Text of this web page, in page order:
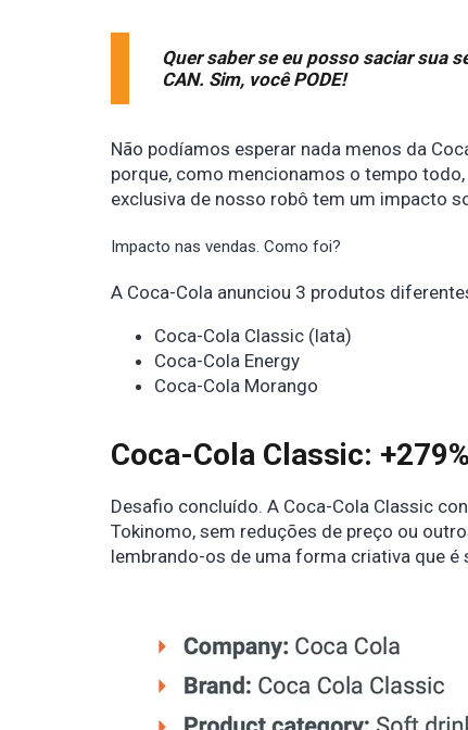
Quer saber se eu posso saciar sua
CAN. Sim, você PODE!
Não podíamos esperar nada menos da
porque, como mencionamos o tempo
exclusiva de nosso robô tem um impacto
Impacto nas vendas. Como foi?
A Coca-Cola anunciou 3 produtos
Coca-Cola Classic (lata)
Coca-Cola Energy
Coca-Cola Morango
Coca-Cola Classic:
Desafio concluído. A Coca-Cola Classic
Tokinomo, sem reduções de preço ou
lembrando-os de uma forma criativa que